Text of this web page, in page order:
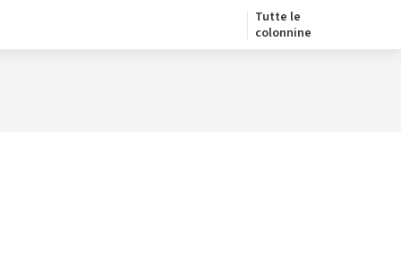
Tutte le
colonnine